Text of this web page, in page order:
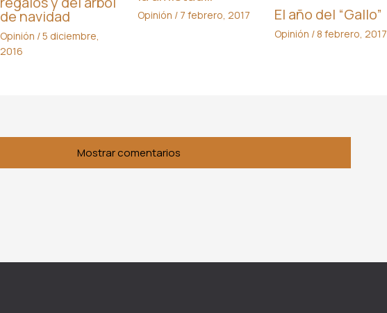
de navidad
Opinión /5 diciembre,
2016
Opinión / 7 febrero, 2017 El año del “Gallo”
Opinión / 8 febrero, 2017
Mostrar comentarios